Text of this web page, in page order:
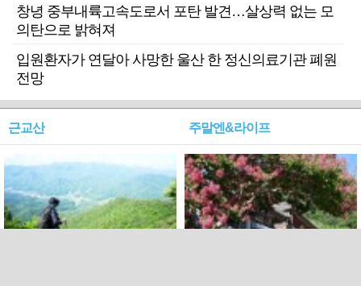
창녕 중부내륙고속도로서 포탄 발견…살상력 없는 모
의탄으로 밝혀져
입원환자가 연달아 사망한 울산 한 정신의료기관 폐원
전망
근교산 주말엔&라이프